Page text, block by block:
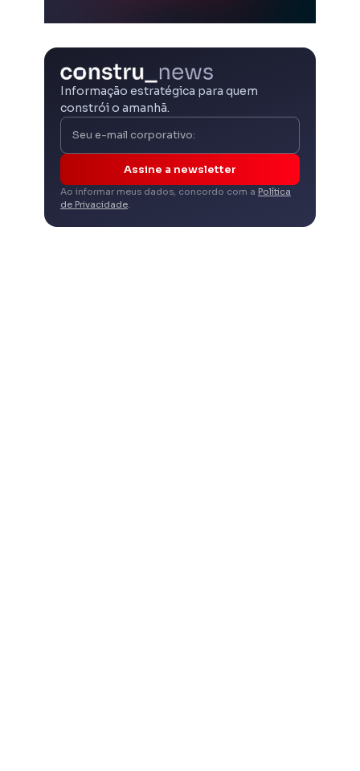
Informação estratégica para quem
constrói o amanhã.
Assine a newsletter
Ao informar meus dados, concordo com a Política
de Privacidade.